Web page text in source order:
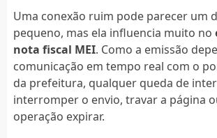
Uma conexão ruim pode parecer um
pequeno, mas ela influencia muito no
nota fiscal MEI. Como a emissão
comunicação em tempo real com o
da prefeitura, qualquer queda de
interromper o envio, travar a página
operação expirar.